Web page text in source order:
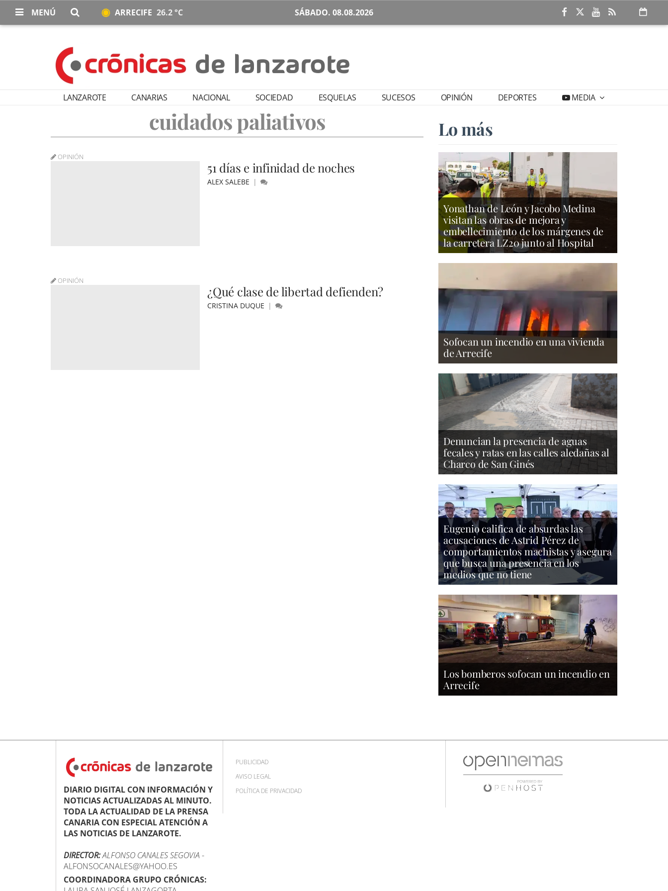
MENÚ ARRECIFE 26.2 °C SÁBADO. 08.08.2026
LANZAROTE CANARIAS NACIONAL SOCIEDAD ESQUELAS SUCESOS OPINIÓN DEPORTES MEDIA
cuidados paliativos
OPINIÓN
51 días e infinidad de noches
ALEX SALEBE
OPINIÓN
¿Qué clase de libertad defienden?
CRISTINA DUQUE
Lo más
Yonathan de León y Jacobo Medina
visitan las obras de mejora y
embellecimiento de los márgenes de
la carretera LZ20 junto al Hospital
Sofocan un incendio en una vivienda
de Arrecife
Denuncian la presencia de aguas
fecales y ratas en las calles aledañas al
Charco de San Ginés
Eugenio califica de absurdas las
acusaciones de Astrid Pérez de
comportamientos machistas y asegura
que busca una presencia en los
medios que no tiene
Los bomberos sofocan un incendio en
Arrecife
DIARIO DIGITAL CON INFORMACIÓN Y
NOTICIAS ACTUALIZADAS AL MINUTO.
TODA LA ACTUALIDAD DE LA PRENSA
CANARIA CON ESPECIAL ATENCIÓN A
LAS NOTICIAS DE LANZAROTE.
DIRECTOR:ALFONSO CANALES SEGOVIA -
ALFONSOCANALES@YAHOO.ES
COORDINADORA GRUPO CRÓNICAS:
PUBLICIDAD
AVISO LEGAL
POLÍTICA DE PRIVACIDAD